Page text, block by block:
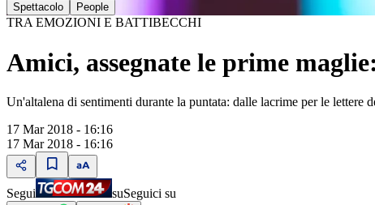
Spettacolo People
TRA EMOZIONI E BATTIBECCHI
Amici, assegnate le prime
Un'altalena di sentimenti durante la puntata: dalle lacrime per le
17 Mar 2018 - 16:16
17 Mar 2018 - 16:16
Segui suSeguici su